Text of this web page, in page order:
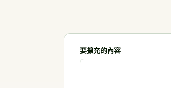
要擴充的內容